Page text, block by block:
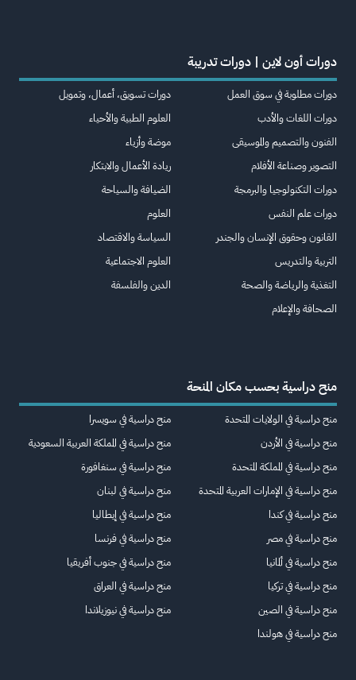
دورات أون لاين | دورات تدريبة
دورات مطلوبة في سوق العمل
دورات اللغات والأدب
الفنون والتصميم والموسيقى
التصوير وصناعة الأفلام
دورات التكنولوجيا والبرمجة
دورات علم النفس
القانون وحقوق الإنسان والجندر
التربية والتدريس
التغذية والرياضة والصحة
الصحافة والإعلام
دورات تسويق، أعمال، وتمويل
العلوم الطبية والأحياء
موضة وأزياء
ريادة الأعمال والابتكار
الضيافة والسياحة
العلوم
السياسة والاقتصاد
العلوم الاجتماعية
الدين والفلسفة
منح دراسية بحسب مكان المنحة
منح دراسية في الولايات المتحدة
منح دراسية في الأردن
منح دراسية في المملكة المتحدة
منح دراسية في الإمارات العربية المتحدة
منح دراسية في كندا
منح دراسية في مصر
منح دراسية في ألمانيا
منح دراسية في تركيا
منح دراسية في الصين
منح دراسية في هولندا
منح دراسية في سويسرا
منح دراسية في المملكة العربية السعودية
منح دراسية في سنغافورة
منح دراسية في لبنان
منح دراسية في إيطاليا
منح دراسية في فرنسا
منح دراسية في جنوب أفريقيا
منح دراسية في العراق
منح دراسية في نيوزيلاندا